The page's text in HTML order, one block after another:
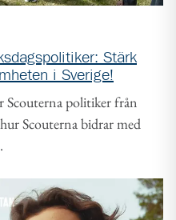
Stärk
i Sverige!
Scouterna politiker från
Scouterna bidrar med